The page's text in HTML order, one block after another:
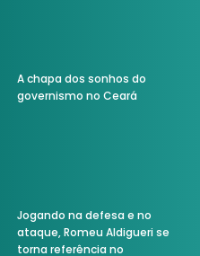
A chapa dos sonhos do
governismo no Ceará
Jogando na defesa e no
ataque, Romeu Aldigueri se
torna referência no